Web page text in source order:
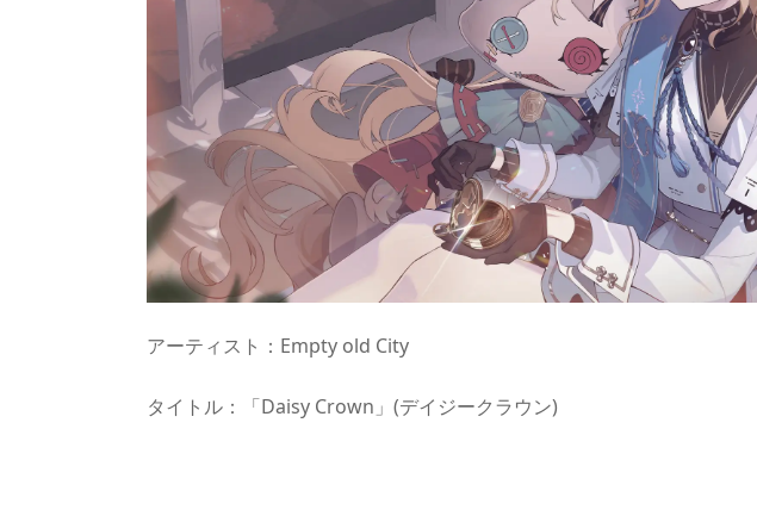
アーティスト：Empty old City
タイトル：「Daisy Crown」(デイジークラウン)